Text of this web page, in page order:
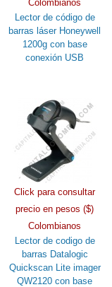
Colombianos
Lector de código de
barras láser Honeywell
1200g con base
conexión USB
Click para consultar
precio en pesos ($)
Colombianos
Lector de codigo de
barras Datalogic
Quickscan Lite imager
QW2120 con base